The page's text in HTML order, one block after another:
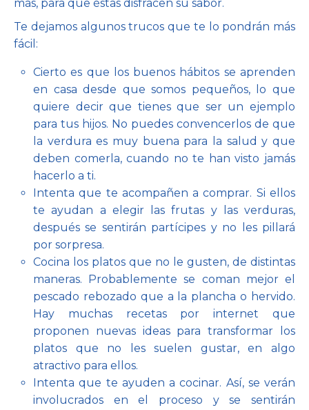
más, para que éstas disfracen su sabor.
Te dejamos algunos trucos que te lo pondrán más
fácil:
Cierto es que los buenos hábitos se aprenden
en casa desde que somos pequeños, lo que
quiere decir que tienes que ser un ejemplo
para tus hijos. No puedes convencerlos de que
la verdura es muy buena para la salud y que
deben comerla, cuando no te han visto jamás
hacerlo a ti.
Intenta que te acompañen a comprar. Si ellos
te ayudan a elegir las frutas y las verduras,
después se sentirán partícipes y no les pillará
por sorpresa.
Cocina los platos que no le gusten, de distintas
maneras. Probablemente se coman mejor el
pescado rebozado que a la plancha o hervido.
Hay muchas recetas por internet que
proponen nuevas ideas para transformar los
platos que no les suelen gustar, en algo
atractivo para ellos.
Intenta que te ayuden a cocinar. Así, se verán
involucrados en el proceso y se sentirán